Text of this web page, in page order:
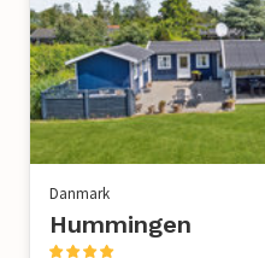
Danmark
Hummingen